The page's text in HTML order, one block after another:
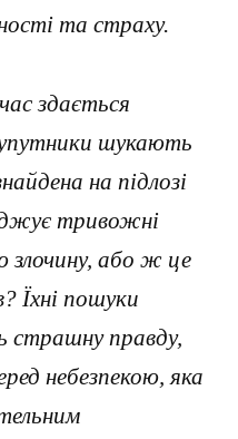
та страху.
здається
шукають
на підлозі
тривожні
злочину, або ж це
Їхні пошуки
страшну правду,
небезпекою, яка